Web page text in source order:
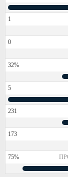
1
0
32%
5
231
173
75%